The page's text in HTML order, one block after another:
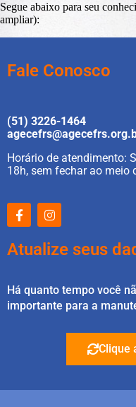
Segue abaixo para seu
ampliar):
Fale Conosco
(51) 3226-1464
Horário de atendimento:
18h, sem fechar ao meio
Atualize seus
Há quanto tempo você
importante para a
Clique